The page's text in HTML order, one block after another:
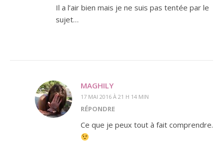
Il a l’air bien mais je ne suis pas tentée par le
sujet…
MAGHILY
17 MAI 2016 À 21 H 14 MIN
RÉPONDRE
Ce que je peux tout à fait comprendre.